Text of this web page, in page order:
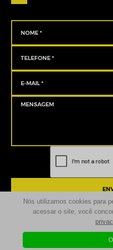
© 2024 | Sancove Multimarcas -
Nós utilizamos cookies para
acessar o site, você